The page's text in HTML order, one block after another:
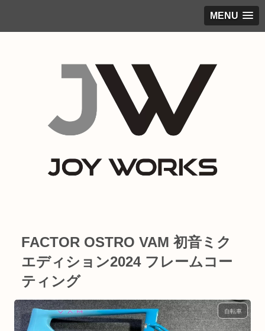
MENU
FACTOR OSTRO VAM 初音ミク
エディション2024 フレームコー
ティング
自転車